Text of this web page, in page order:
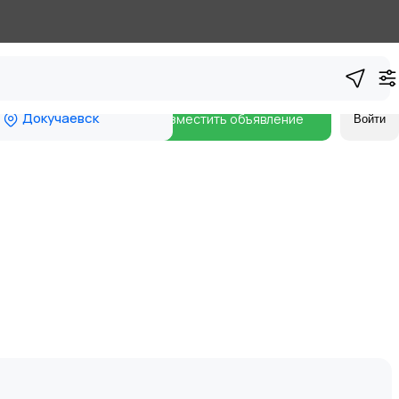
Докучаевск Разместить объявление Войти